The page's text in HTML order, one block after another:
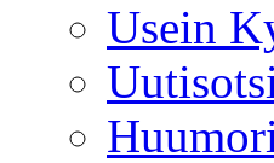
Usein